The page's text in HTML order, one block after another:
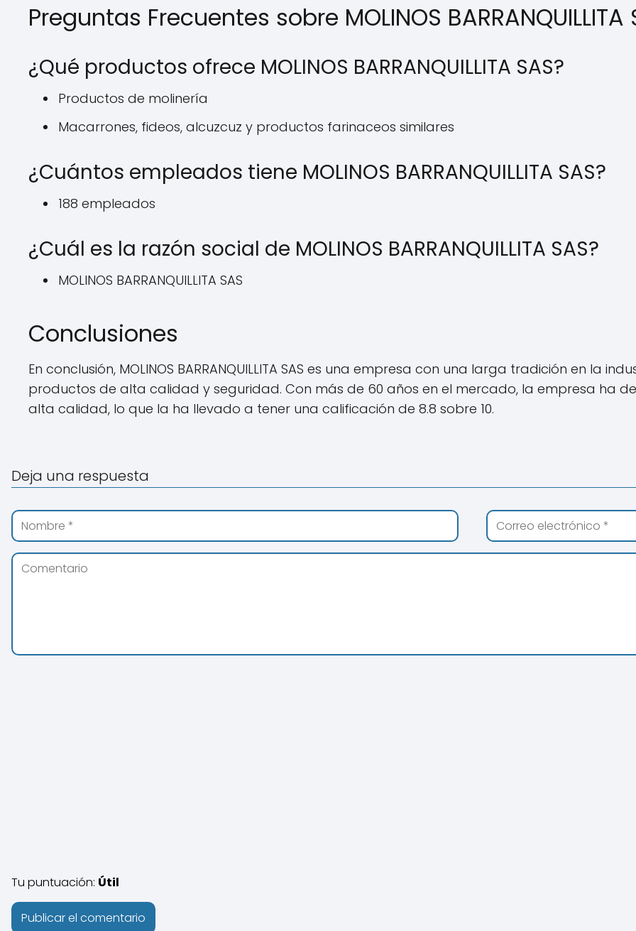
Preguntas Frecuentes sobre MOLINOS BARRANQUILLITA
¿Qué productos ofrece MOLINOS BARRANQUILLITA SAS?
Productos de molinería
Macarrones, fideos, alcuzcuz y productos farinaceos similares
¿Cuántos empleados tiene MOLINOS BARRANQUILLITA SAS?
188 empleados
¿Cuál es la razón social de MOLINOS BARRANQUILLITA SAS?
MOLINOS BARRANQUILLITA SAS
Conclusiones
En conclusión, MOLINOS BARRANQUILLITA SAS es una empresa con una larga tradición en la
productos de alta calidad y seguridad. Con más de 60 años en el mercado, la empresa ha
alta calidad, lo que la ha llevado a tener una calificación de 8.8 sobre 10.
Deja una respuesta
Tu puntuación: Útil